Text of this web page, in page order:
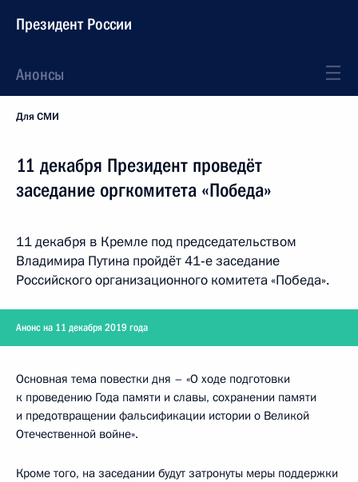
Президент России
Анонсы
Для СМИ
11 декабря Президент проведёт
заседание оргкомитета «Победа»
11 декабря в Кремле под председательством
Владимира Путина пройдёт 41‑е заседание
Российского организационного комитета «Победа».
Анонс на 11 декабря 2019 года
Основная тема повестки дня – «О ходе подготовки
к проведению Года памяти и славы, сохранении памяти
и предотвращении фальсификации истории о Великой
Отечественной войне».
Кроме того, на заседании будут затронуты меры поддержки